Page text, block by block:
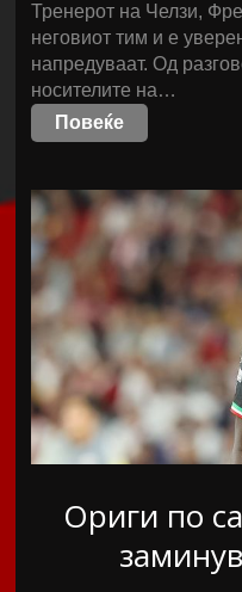
Тренерот на Челзи,
неговиот тим и е
напредуваат. Од
носителите на…
Повеќе
Ориги по